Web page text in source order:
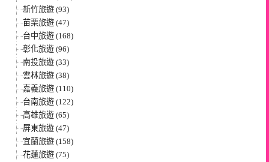
新竹旅遊 (93)
苗栗旅遊 (47)
台中旅遊 (168)
彰化旅遊 (96)
南投旅遊 (33)
雲林旅遊 (38)
嘉義旅遊 (110)
台南旅遊 (122)
高雄旅遊 (65)
屏東旅遊 (47)
宜蘭旅遊 (158)
花蓮旅遊 (75)